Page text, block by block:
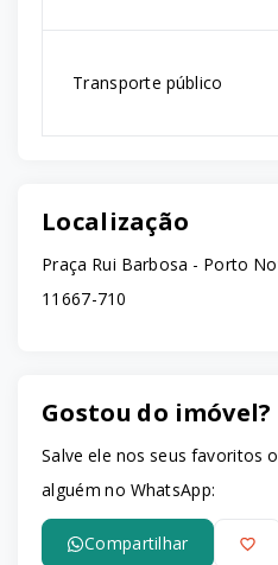
Transporte público
Localização
Praça Rui Barbosa - Porto
11667-710
Gostou do imóvel?
Salve ele nos seus favoritos
alguém no WhatsApp:
Compartilhar